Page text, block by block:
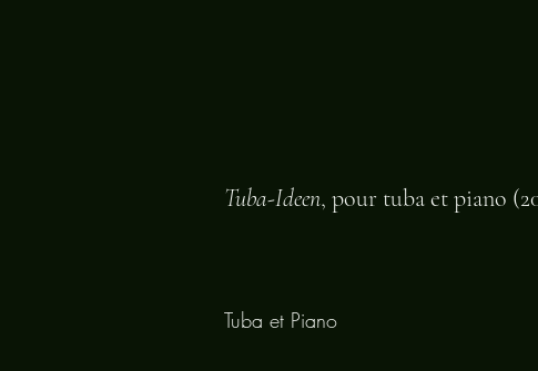
Tuba-Ideen, pour tuba et piano
Tuba et Piano